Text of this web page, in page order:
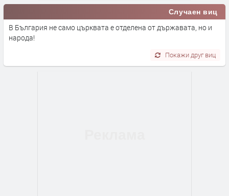
Случаен виц
В България не само църквата е отделена от държавата, но и
народа!
Покажи друг виц